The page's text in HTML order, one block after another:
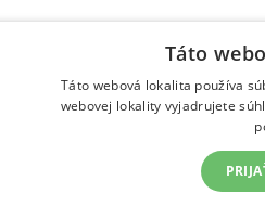
Fakulta manažmentu, ekonomiky a
NAVŠTÍVTE
Konštantínova
Táto
Táto webová lokalita používa
webovej lokality vyjadrujete